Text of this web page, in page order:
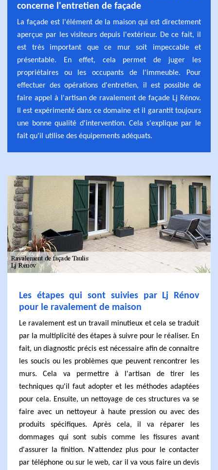
concerne l'entretien de façade
La façade est l'élément de la maison qui est directement
aperçue par les visiteurs depuis l'extérieur. De ce fait, il
est très important que ce mur soit impeccable et
présentable. En effet, cela permet de juger les
propriétaires ou les occupants de l'immeuble. Pour
effectuer des opérations d'entretien, il est possible de
faire appel à l'artisan de ravalement de façade Lj Rénov.
Il est expérimenté dans ce domaine et il garantit toujours
une bonne qualité d'intervention. Cela s'explique par le
fait qu'il utilise des équipements adéquats.
Les étapes qui sont suivies par Lj Rénov
pour le ravalement de maison
Le ravalement est un travail minutieux et cela se traduit
par la multiplicité des étapes à suivre pour le réaliser. En
fait, un diagnostic précis est nécessaire afin de connaitre
les soucis ou les problèmes que peuvent rencontrer les
murs. Cela va permettre à l'artisan de tirer les
techniques qu'il faut adopter et les méthodes adaptées
pour cela. Ensuite, un nettoyage de ces structures va se
faire avec un nettoyeur à haute pression ou avec des
produits spécifiques. Après cela, il va réparer les
dommages qui sont subis comme les fissures avant
d'assurer la finition. N'attendez plus pour le contacter
par téléphone ou sur le web, car il va vous faire un devis